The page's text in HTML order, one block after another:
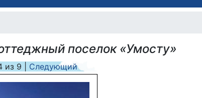
поселок «Умосту»
из 9 Следующий